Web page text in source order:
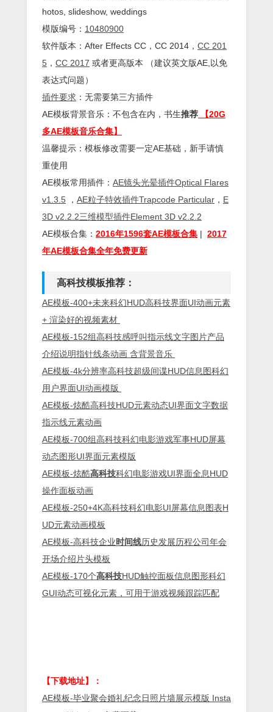
hotos, slideshow, weddings
模版编号： 10480900
软件版本： After Effects CC ，CC 2014， CC 201
5 ， CC 2017 或者更高版本 （建议英文版AE,以免
表达式问题）
插件要求 ：无需要第三方插件
AE模板背景音乐：不包含在内，书生推荐 【20G
多AE模板音乐合集】
温馨提示：模板修改需要一定AE基础，新手请慎
重使用
AE模板常用插件： AE镜头光晕插件Optical Flares
v1.3.5 ， AE粒子特效插件Trapcode Particular ， E
3D v2.2.2三维模型插件Element 3D v2.2.2
AE模板合集： 2016年1596套AE模板合集 | 2017
年AE模板合集全年免费更新
高科技模板推荐：
AE模板-400+未来科幻HUD高科技界面UI动画元素
+ 渲染好的视频素材
AE模板-152组高科技感呼叫指示线文字图片产品
介绍说明指针线条动画 含背景音乐
AE模板-4k分辨率高科技超级间谍HUD信息图科幻
用户界面UI动画模版
AE模板-炫酷高科技HUD元素动态UI界面文字数据
指示线元素动画
AE模板-700组高科技科幻电影游戏军事HUD屏幕
动态图形UI界面元素模版
AE模板-炫酷高科技科幻电影游戏UI界面全息HUD
操作面板动画
AE模板-250+4K高科技科幻电影UI屏幕信息图表H
UD元素动画模板
AE模板-高科技企业时间线历史发展历程公司年会
开场介绍片头模板
AE模板-170个高科技HUD触控面板信息图形科幻
GUI动态可视化元素，可用于游戏视频跟踪匹配
【下载地址】：
AE模板-毕业聚会婚礼纪念日照片墙展示模版 Insta